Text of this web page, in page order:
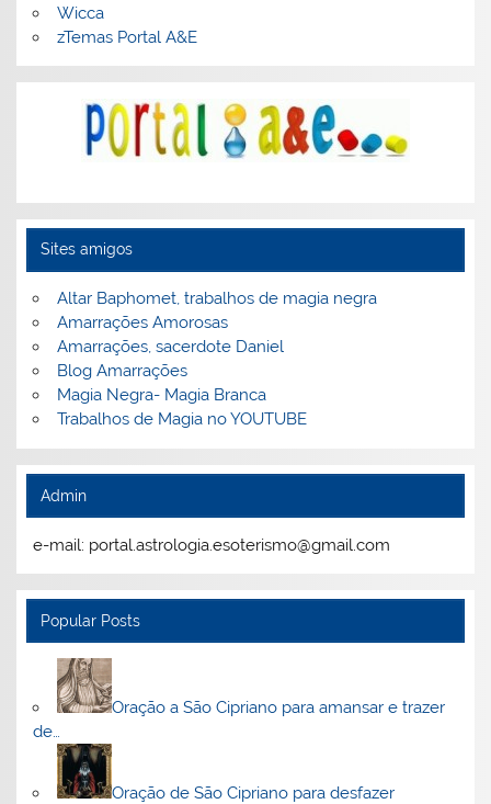
Wicca
zTemas Portal A&E
Sites amigos
Altar Baphomet, trabalhos de magia negra
Amarrações Amorosas
Amarrações, sacerdote Daniel
Blog Amarrações
Magia Negra- Magia Branca
Trabalhos de Magia no YOUTUBE
Admin
e-mail: portal.astrologia.esoterismo@gmail.com
Popular Posts
Oração a São Cipriano para amansar e trazer
de…
Oração de São Cipriano para desfazer